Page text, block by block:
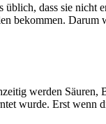
dass sie nicht
bekommen. Darum
werden Säuren,
wurde. Erst wenn